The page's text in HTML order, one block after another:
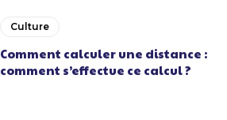
Culture
Comment calculer une distance :
comment s’effectue ce calcul ?